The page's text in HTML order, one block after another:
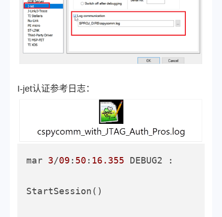
I-jet认证参考日志：
mar 3/09 : 50 : 16.355 DEBUG2 :
StartSession()